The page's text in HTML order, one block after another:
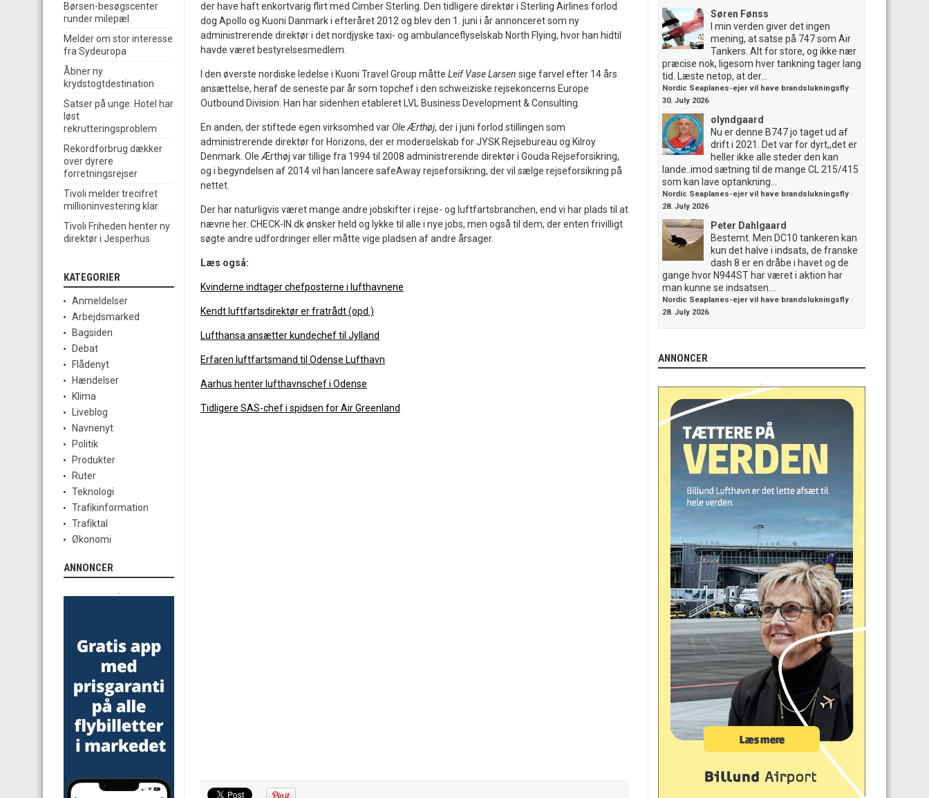
der have haft enkortvarig flirt med Cimber Sterling. Den tidligere direktør i Sterling Airlines forlod
dog Apollo og Kuoni Danmark i efteråret 2012 og blev den 1. juni i år annonceret som ny
administrerende direktør i det nordjyske taxi- og ambulanceflyselskab North Flying, hvor han hidtil
havde været bestyrelsesmedlem.
I den øverste nordiske ledelse i Kuoni Travel Group måtte Leif Vase Larsen sige farvel efter 14 års
ansættelse, heraf de seneste par år som topchef i den schweiziske rejsekoncerns Europe
Outbound Division. Han har sidenhen etableret LVL Business Development & Consulting.
En anden, der stiftede egen virksomhed var Ole Ærthøj, der i juni forlod stillingen som
administrerende direktør for Horizons, der er moderselskab for JYSK Rejsebureau og Kilroy
Denmark. Ole Ærthøj var tillige fra 1994 til 2008 administrerende direktør i Gouda Rejseforsikring,
og i begyndelsen af 2014 vil han lancere safeAway rejseforsikring, der vil sælge rejseforsikring på
nettet.
Der har naturligvis været mange andre jobskifter i rejse- og luftfartsbranchen, end vi har plads til at
nævne her. CHECK-IN.dk ønsker held og lykke til alle i nye jobs, men også til dem, der enten frivilligt
søgte andre udfordringer eller måtte vige pladsen af andre årsager.
Læs også:
Kvinderne indtager chefposterne i lufthavnene
Kendt luftfartsdirektør er fratrådt (opd.)
Lufthansa ansætter kundechef til Jylland
Erfaren luftfartsmand til Odense Lufthavn
Aarhus henter lufthavnschef i Odense
Tidligere SAS-chef i spidsen for Air Greenland
Børsen-besøgscenter
runder milepæl
Melder om stor interesse
fra Sydeuropa
Åbner ny
krydstogtdestination
Satser på unge: Hotel har
løst
rekrutteringsproblem
Rekordforbrug dækker
over dyrere
forretningsrejser
Tivoli melder trecifret
millioninvestering klar
Tivoli Friheden henter ny
direktør i Jesperhus
KATEGORIER
Anmeldelser
Arbejdsmarked
Bagsiden
Debat
Flådenyt
Hændelser
Klima
Liveblog
Navnenyt
Politik
Produkter
Ruter
Teknologi
Trafikinformation
Trafiktal
Økonomi
ANNONCER
Søren Fønss
I min verden giver det ingen
mening, at satse på 747 som Air
Tankers. Alt for store, og ikke nær
præcise nok, ligesom hver tankning tager lang
tid. Læste netop, at der...
Nordic Seaplanes-ejer vil have brandslukningsfly ·
30. July 2026
olyndgaard
Nu er denne B747 jo taget ud af
drift i 2021. Det var for dyrt,,det er
heller ikke alle steder den kan
lande..imod sætning til de mange CL 215/415
som kan lave optankning...
Nordic Seaplanes-ejer vil have brandslukningsfly ·
28. July 2026
Peter Dahlgaard
Bestemt. Men DC10 tankeren kan
kun det halve i indsats, de franske
dash 8 er en dråbe i havet og de
gange hvor N944ST har været i aktion har
man kunne se indsatsen....
Nordic Seaplanes-ejer vil have brandslukningsfly ·
28. July 2026
ANNONCER